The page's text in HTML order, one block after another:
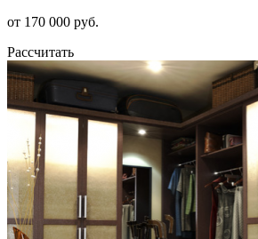
от 170 000 руб.
Рассчитать